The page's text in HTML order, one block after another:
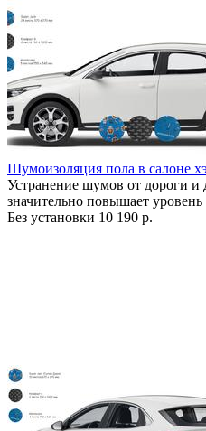
Шумоизоляция пола в салоне
Устранение шумов от дороги и
значительно повышает
Без установки 10 190 р.